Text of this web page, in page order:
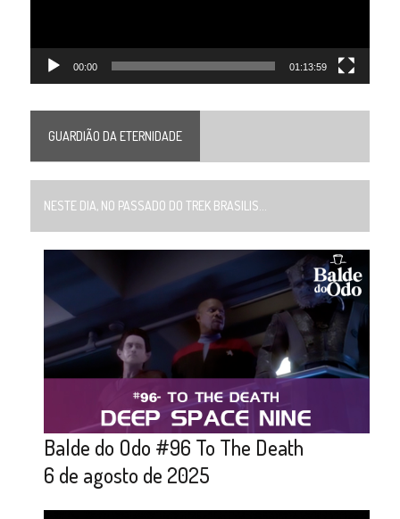
00:00 01:13:59
GUARDIÃO DA ETERNIDADE
NESTE DIA, NO PASSADO DO TREK BRASILIS...
Balde do Odo #96 To The Death
6 de agosto de 2025